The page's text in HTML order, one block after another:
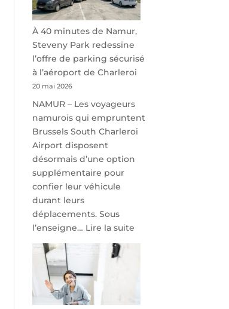
À 40 minutes de Namur,
Steveny Park redessine
l’offre de parking sécurisé
à l’aéroport de Charleroi
20 mai 2026
NAMUR – Les voyageurs
namurois qui empruntent
Brussels South Charleroi
Airport disposent
désormais d’une option
supplémentaire pour
confier leur véhicule
durant leurs
déplacements. Sous
l’enseigne… Lire la suite